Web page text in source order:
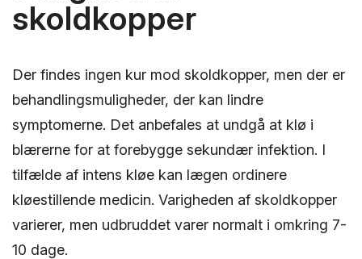
skoldkopper
Der findes ingen kur mod skoldkopper, men der er
behandlingsmuligheder, der kan lindre
symptomerne. Det anbefales at undgå at klø i
blærerne for at forebygge sekundær infektion. I
tilfælde af intens kløe kan lægen ordinere
kløestillende medicin. Varigheden af skoldkopper
varierer, men udbruddet varer normalt i omkring 7-
10 dage.